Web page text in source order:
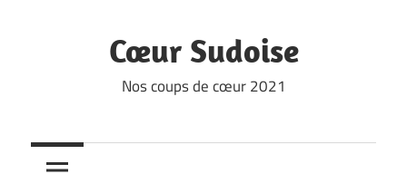
Cœur Sudoise
Nos coups de cœur 2021